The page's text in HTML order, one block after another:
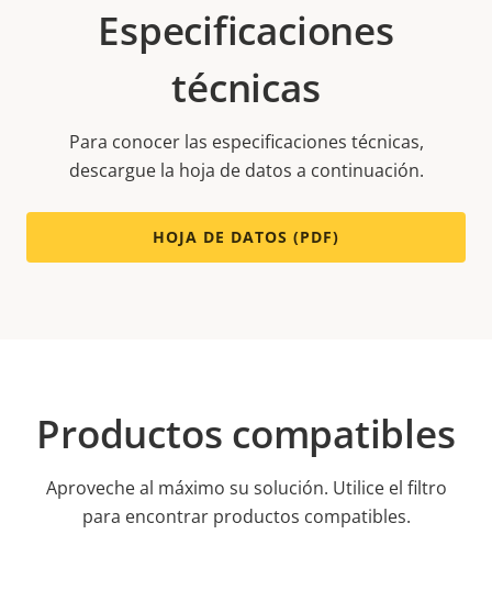
Especificaciones
técnicas
Para conocer las especificaciones técnicas,
descargue la hoja de datos a continuación.
HOJA DE DATOS (PDF)
Productos compatibles
Aproveche al máximo su solución. Utilice el filtro
para encontrar productos compatibles.